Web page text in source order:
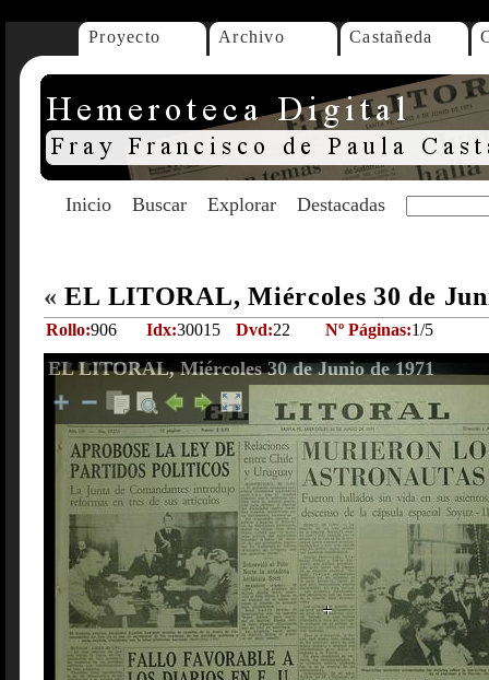
Proyecto Archivo Castañeda
Inicio Buscar Explorar Destacadas
« EL LITORAL, Miércoles 30 de
Rollo:906 Idx:30015 Dvd:22 Nº Páginas:1/5
EL LITORAL, Miércoles 30 de Junio de 1971